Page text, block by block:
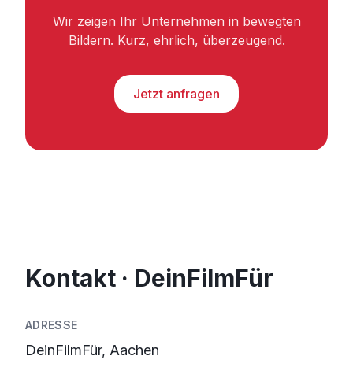
Wir zeigen Ihr Unternehmen in bewegten
Bildern. Kurz, ehrlich, überzeugend.
Jetzt anfragen
Kontakt · DeinFilmFür
ADRESSE
DeinFilmFür, Aachen